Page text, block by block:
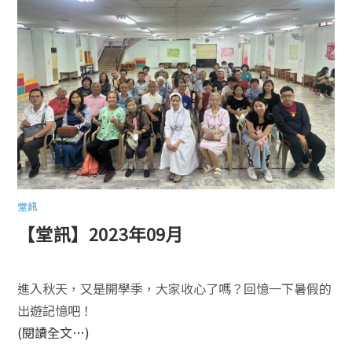
堂訊
【堂訊】2023年09月
進入秋天，又是開學季，大家收心了嗎？回憶一下暑假的
出遊記憶吧！
(閱讀全文…)